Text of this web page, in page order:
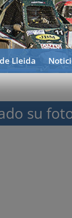
Lleida
su